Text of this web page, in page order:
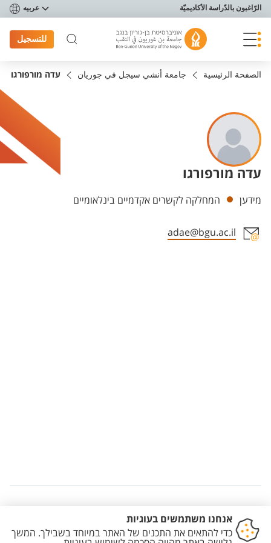
תפריט נגישות
الرّاغبون بالدّراسة الأكاديميّة عربيه
للتسجيل
الصفحة الرئيسية جامعة أنشي سيجل في جوريان עדה מורפורגו
עדה מורפורגו
Departments
מידען המחלקה לקשרים אקדמיים בינלאומיים
adae@bgu.ac.il